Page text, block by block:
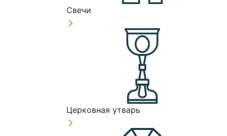
Свечи
Церковная утварь